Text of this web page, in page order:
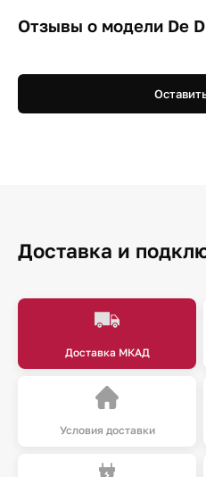
Отзывы о модели De
Доставка и
Доставка МКАД
Условия доставки